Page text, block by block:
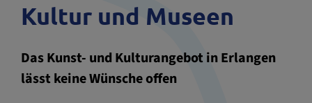
Kultur und Museen
Das Kunst- und Kulturangebot in Erlangen
lässt keine Wünsche offen